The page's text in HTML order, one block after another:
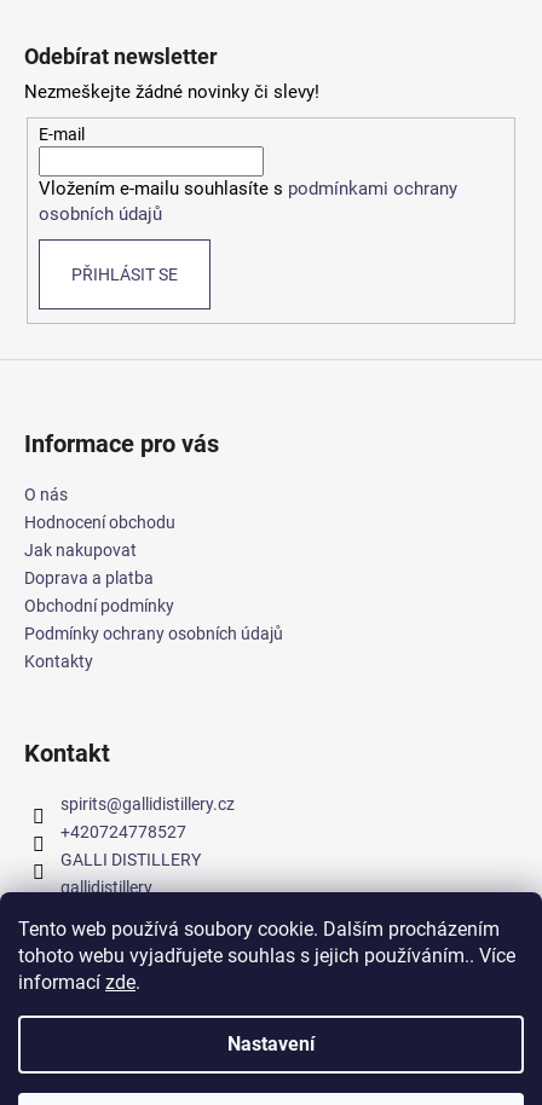
Tento web používá soubory cookie. Dalším procházením
tohoto webu vyjadřujete souhlas s jejich používáním.. Více
informací zde.
Nastavení
Odebírat newsletter
Nezmeškejte žádné novinky či slevy!
E-mail
Vložením e-mailu souhlasíte s podmínkami ochrany
osobních údajů
PŘIHLÁSIT SE
Informace pro vás
O nás
Hodnocení obchodu
Jak nakupovat
Doprava a platba
Obchodní podmínky
Podmínky ochrany osobních údajů
Kontakty
Kontakt
spirits@gallidistillery.cz
+420724778527
GALLI DISTILLERY
gallidistillery
Copyright 2026GALLI DISTILLERY SHOP. Všechna práva